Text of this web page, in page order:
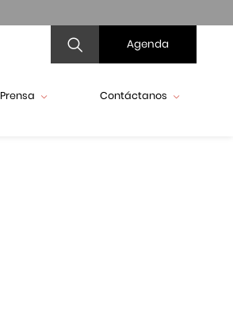
Agenda
Prensa Contáctanos